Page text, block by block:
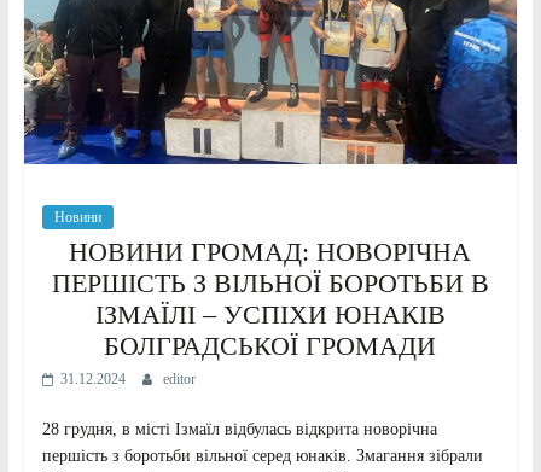
Новини
НОВИНИ ГРОМАД: НОВОРІЧНА
ПЕРШІСТЬ З ВІЛЬНОЇ БОРОТЬБИ В
ІЗМАЇЛІ – УСПІХИ ЮНАКІВ
БОЛГРАДСЬКОЇ ГРОМАДИ
31.12.2024 editor
28 грудня, в місті Ізмаїл відбулась відкрита новорічна
першість з боротьби вільної серед юнаків. Змагання зібрали